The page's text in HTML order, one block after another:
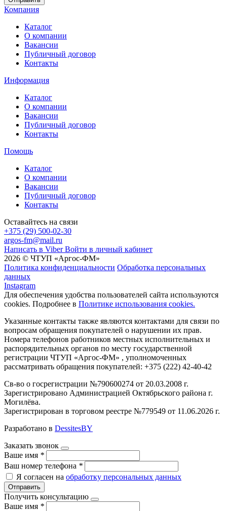
Компания
Каталог
О компании
Вакансии
Публичный договор
Контакты
Информация
Каталог
О компании
Вакансии
Публичный договор
Контакты
Помощь
Каталог
О компании
Вакансии
Публичный договор
Контакты
Оставайтесь на связи
+375 (29) 500-02-30
argos-fm@mail.ru
Написать в Viber Войти в личный кабинет
2026 © ЧТУП «Аргос-ФМ»
Политика конфиденциальности Обработка персональных
данных
Instagram
Для обеспечения удобства пользователей сайта используются
cookies. Подробнее в Политике использования cookies.
Указанные контакты также являются контактами для связи по
вопросам обращения покупателей о нарушении их прав.
Номера телефонов работников местных исполнительных и
распорядительных органов по месту государственной
регистрации ЧТУП «Аргос-ФМ» , уполномоченных
рассматривать обращения покупателей: +375 (222) 42-40-42
Св-во о госрегистрации №790600274 от 20.03.2008 г.
Зарегистрировано Администрацией Октябрьского района г.
Могилёва.
Зарегистрирован в торговом реестре №779549 от 11.06.2026 г.
Разработано в DessitesBY
Заказать звонок
Ваше имя *
Ваш номер телефона *
Я согласен на обработку персональных данных
Отправить
Получить консультацию
Ваше имя *